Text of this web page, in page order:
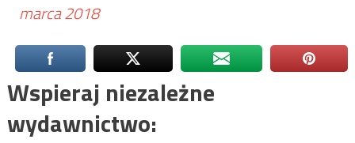
marca 2018
Wspieraj niezależne
wydawnictwo: